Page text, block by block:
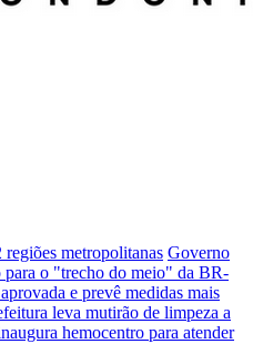
metropolitanas Governo
para o "trecho do meio" da BR-
e prevê medidas mais
leva mutirão de limpeza a
hemocentro para atender